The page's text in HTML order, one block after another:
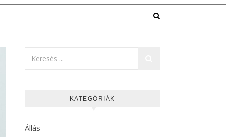
KATEGÓRIÁK
Állás